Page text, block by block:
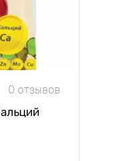
0 отзывов